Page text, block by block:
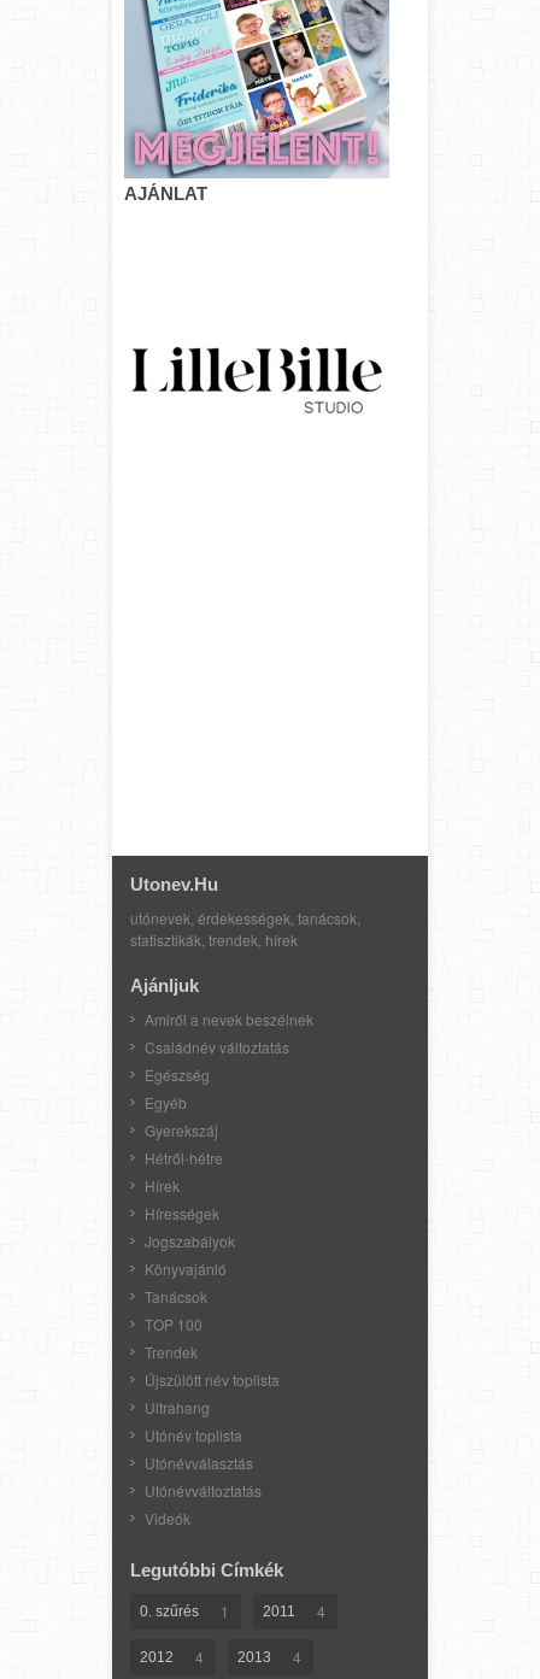
AJÁNLAT
Utonev.hu
utónevek, érdekességek, tanácsok,
statisztikák, trendek, hírek
Ajánljuk
Amiről a nevek beszélnek
Családnév változtatás
Egészség
Egyéb
Gyerekszáj
Hétről-hétre
Hírek
Hírességek
Jogszabályok
Könyvajánló
Tanácsok
TOP 100
Trendek
Újszülött név toplista
Ultrahang
Utónév toplista
Utónévválasztás
Utónévváltoztatás
Videók
Legutóbbi Címkék
0. szűrés 1 2011 4
2012 4 2013 4